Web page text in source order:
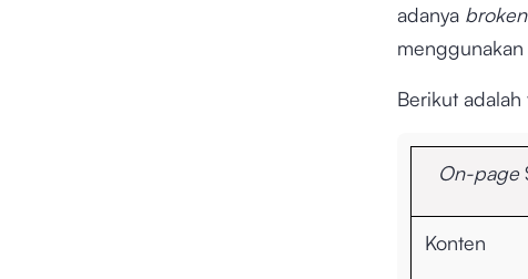
adanya
menggunakan
Berikut
On-page
Konten